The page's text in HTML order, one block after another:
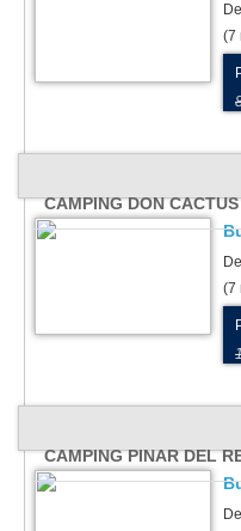
De
(7
CAMPING DON CACTUS
De
(7
CAMPING PINAR DEL
De